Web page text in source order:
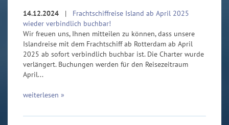
14.12.2024 | Frachtschiffreise Island ab April 2025
wieder verbindlich buchbar!
Wir freuen uns, Ihnen mitteilen zu können, dass unsere
Islandreise mit dem Frachtschiff ab Rotterdam ab April
2025 ab sofort verbindlich buchbar ist. Die Charter wurde
verlängert. Buchungen werden für den Reisezeitraum
April...
weiterlesen »